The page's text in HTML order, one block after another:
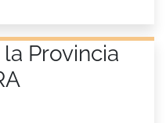
Provincia